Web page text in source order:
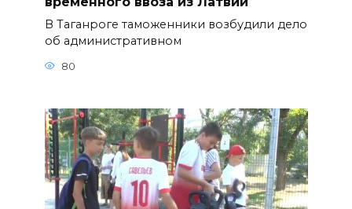
В Таганроге таможенники возбудили дело
об административном
80